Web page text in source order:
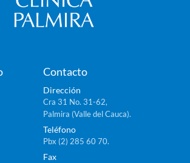
Contacto
Dirección
Cra 31 No. 31-62,
Palmira (Valle del Cauca).
Teléfono
Pbx (2) 285 60 70.
Fax